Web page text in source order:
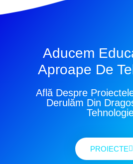
Aducem
Aproape De
Află Despre
Derulăm Din
PROIECTE